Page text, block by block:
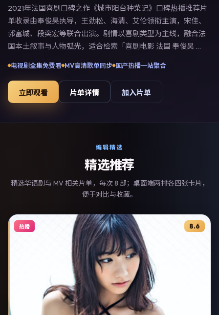
2021年法国喜剧口碑之作《城市阳台种菜记》口碑热播推荐片
单收录由奉俊昊执导，王劲松、海清、艾伦领衔主演，宋佳、
郭富城、段奕宏等联合出演。剧情以喜剧类型为主线，融合法
国本土叙事与人物弧光，适合检索「喜剧电影 法国 奉俊昊 王
国多城路演与线上观影同步开启。影片在节奏、摄影与配乐上
强调沉浸体验，可作为片单推荐、影评长文与专题策划的引用
素材。
电视剧全集免费看 MV高清歌单同步 国产热播一站聚合
立即观看 片单详情 加入片单
编辑精选
精选推荐
精选华语剧与 MV 相关片单，每次 8 部；桌面端两排各四张卡片，
便于对比与收藏。
热播 8.6